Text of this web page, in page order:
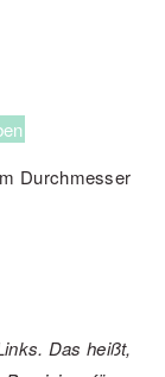
Durchmesser
Das heißt,